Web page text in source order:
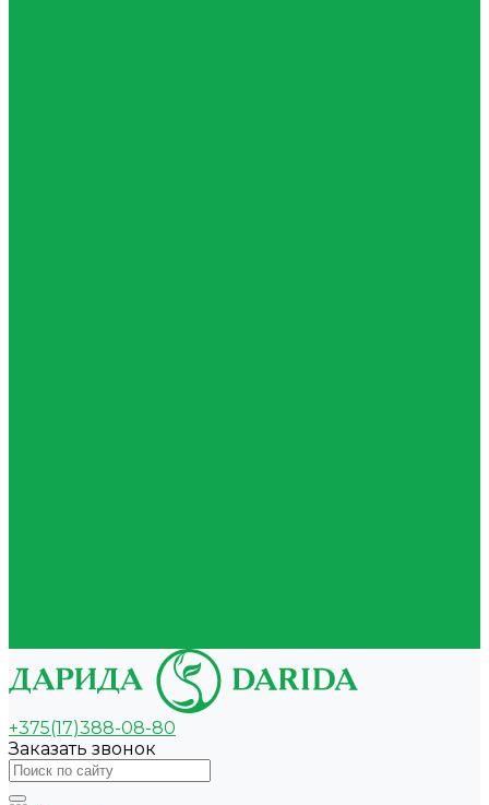
+375(17)388-08-80
Заказать звонок